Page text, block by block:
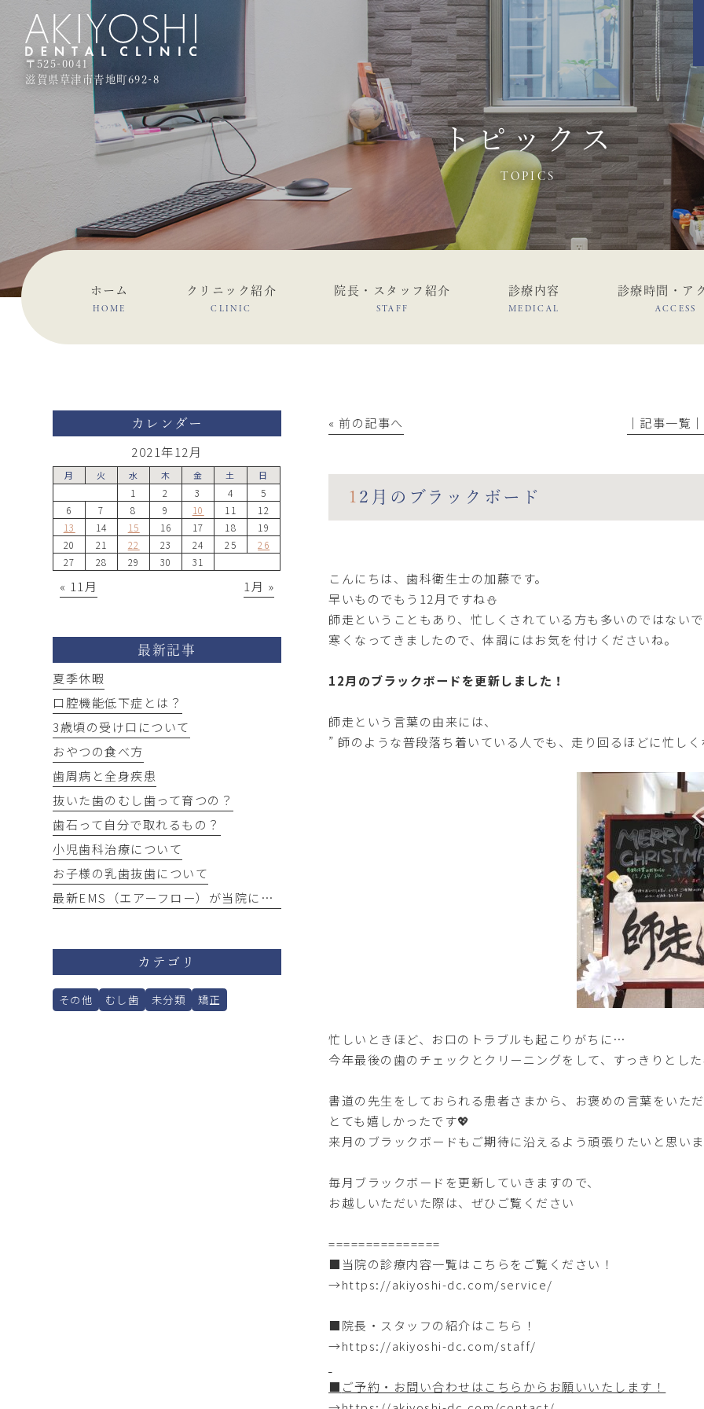
〒525-0041
滋賀県草津市青地町692-8
トピックス
TOPICS
ホーム
HOME
クリニック紹介
CLINIC
院長・スタッフ紹介
STAFF
診療内容
MEDICAL
診療時間・ア
ACCESS
« 前の記事へ │記事一覧│
12月のブラックボード
こんにちは、歯科衛生士の加藤です。
早いものでもう12月ですね⛄
師走ということもあり、忙しくされている方も多いのではない
寒くなってきましたので、体調にはお気を付けくださいね。
12月のブラックボードを更新しました！
師走という言葉の由来には、
” 師のような普段落ち着いている人でも、走り回るほどに忙しく
忙しいときほど、お口のトラブルも起こりがちに…
今年最後の歯のチェックとクリーニングをして、すっきりとし
書道の先生をしておられる患者さまから、お褒めの言葉をいた
とても嬉しかったです💖
来月のブラックボードもご期待に沿えるよう頑張りたいと思いま
毎月ブラックボードを更新していきますので、
お越しいただいた際は、ぜひご覧ください
===============
■当院の診療内容一覧はこちらをご覧ください！
→https://akiyoshi-dc.com/service/
■院長・スタッフの紹介はこちら！
→https://akiyoshi-dc.com/staff/
■ ご予約・お問い合わせはこちらからお願いいたします！
カレンダー
2021年12月
月 火 水 木 金 土 日
1 2 3 4
5
6
7 8 9 10 11
12
13
14 15 16 17 18
19
20
21 22 23 24 25
26
27
28 29 30 31
« 11月 1月 »
最新記事
夏季休暇
口腔機能低下症とは？
3歳頃の受け口について
おやつの食べ方
歯周病と全身疾患
抜いた歯のむし歯って育つの？
歯石って自分で取れるもの？
小児歯科治療について
お子様の乳歯抜歯について
最新EMS（エアーフロー）が当院にやってきました！
カテゴリ
その他 むし歯 未分類 矯正